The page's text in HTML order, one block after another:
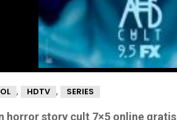
, HDTV , SERIES
horror story cult 7×5 online gratis